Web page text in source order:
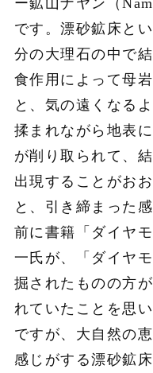
ー鉱山ナヤン（
です。漂砂鉱床と
分の大理石の中で
食作用によって母
と、気の遠くなる
揉まれながら地表
が削り取られて、
出現することがお
と、引き締まった
前に書籍「ダイヤ
一氏が、「ダイヤ
掘されたものの方
れていたことを思
ですが、大自然の
感じがする漂砂鉱